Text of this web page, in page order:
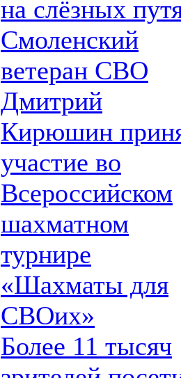
на слёзных
Смоленский
ветеран СВО
Дмитрий
Кирюшин
участие во
Всероссийском
шахматном
турнире
«Шахматы для
СВОих»
Более 11 тысяч